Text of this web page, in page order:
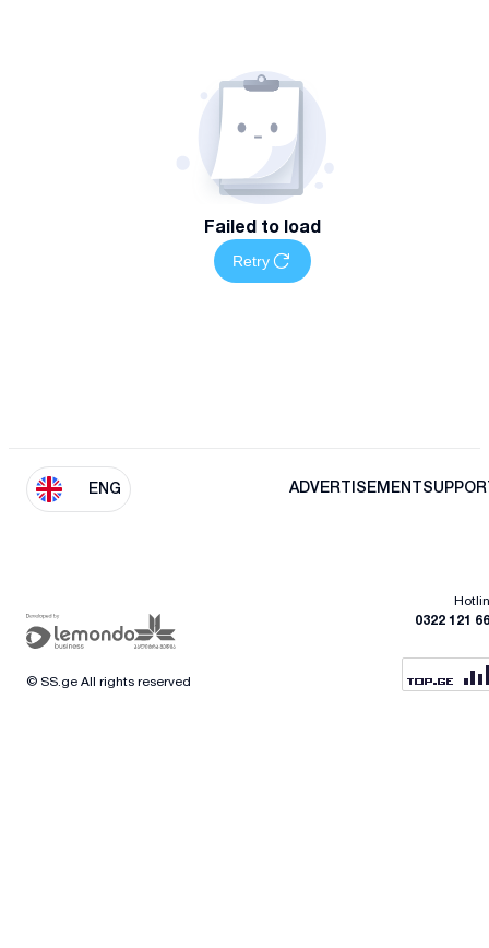
Failed to load
Retry
ENG ADVERTISEMENT
0322 121
© SS.ge All rights reserved